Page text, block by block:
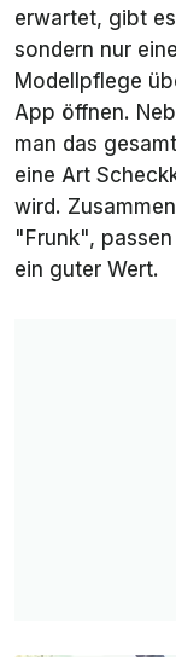
erwartet, gibt
sondern nur
Modellpflege
App öffnen.
man das
eine Art
wird.
"Frunk",
ein guter Wert.